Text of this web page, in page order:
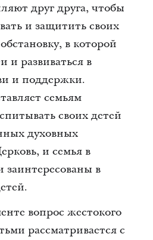
друг друга, чтобы
и защитить своих
в которой
и развиваться в
и поддержки.
семьям
своих детей
духовных
и семья в
в
вопрос жестокого
рассматривается с